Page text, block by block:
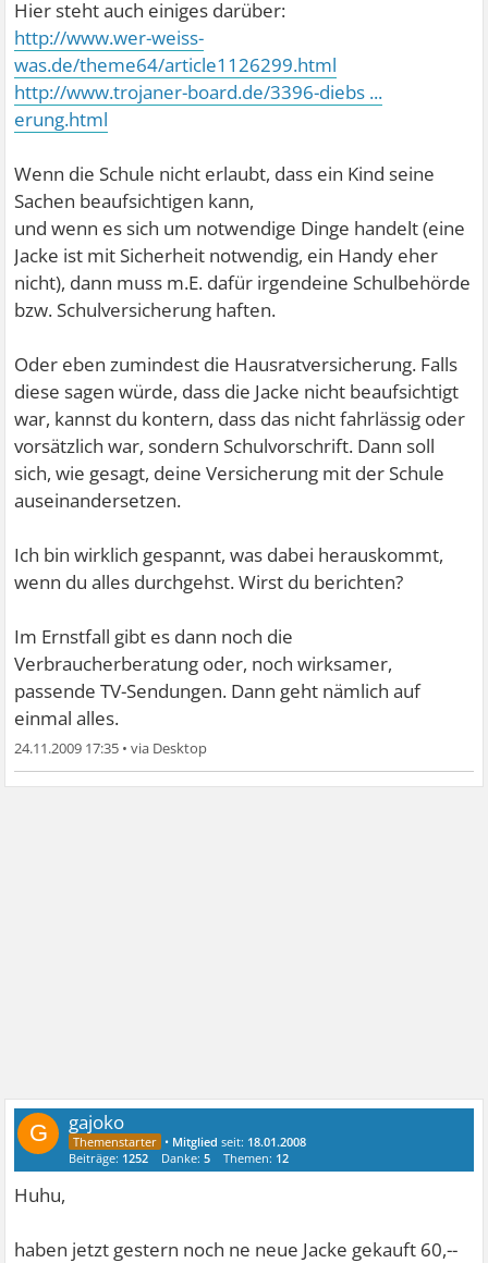
Hier steht auch einiges darüber:
http://www.wer-weiss-
was.de/theme64/article1126299.html
http://www.trojaner-board.de/3396-diebs ...
erung.html
Wenn die Schule nicht erlaubt, dass ein Kind seine
Sachen beaufsichtigen kann,
und wenn es sich um notwendige Dinge handelt (eine
Jacke ist mit Sicherheit notwendig, ein Handy eher
nicht), dann muss m.E. dafür irgendeine Schulbehörde
bzw. Schulversicherung haften.
Oder eben zumindest die Hausratversicherung. Falls
diese sagen würde, dass die Jacke nicht beaufsichtigt
war, kannst du kontern, dass das nicht fahrlässig oder
vorsätzlich war, sondern Schulvorschrift. Dann soll
sich, wie gesagt, deine Versicherung mit der Schule
auseinandersetzen.
Ich bin wirklich gespannt, was dabei herauskommt,
wenn du alles durchgehst. Wirst du berichten?
Im Ernstfall gibt es dann noch die
Verbraucherberatung oder, noch wirksamer,
passende TV-Sendungen. Dann geht nämlich auf
einmal alles.
24.11.2009 17:35 •
G gajoko
• Mitglied seit: 18.01.2008
Beiträge: 1252 Danke:5 Themen: 12
Huhu,
haben jetzt gestern noch ne neue Jacke gekauft 60,--